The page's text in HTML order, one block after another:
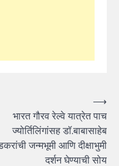
भारत गौरव रेल्वे यात्रेत पाच
ज्योर्तिलिंगांसह डॉ.बाबासाहेब
जन्मभूमी आणि दीक्षाभुमी
दर्शन घेण्याची सोय
⟶